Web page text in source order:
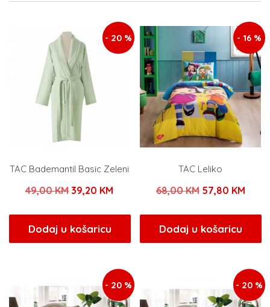
- 20 %
TAC Bademantil Basic Zeleni
49,00KM Izvorna
bila
je:
39,20 KM
39,20 KM.
Dodaj u košaricu
- 16 %
TAC Leliko
68,00KM Izvorna
bila
je:
57,80 KM
Dodaj u košaricu
- 20 % - 20 %